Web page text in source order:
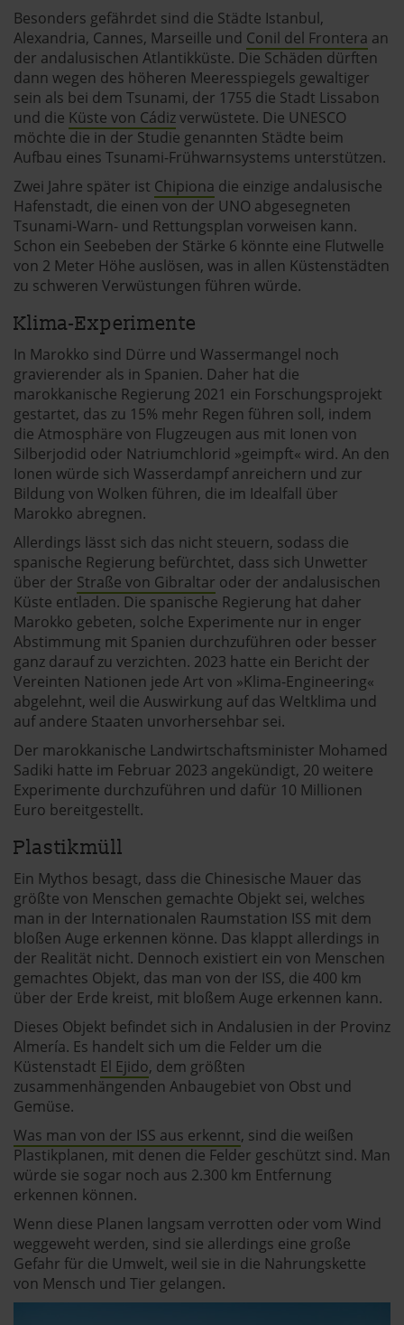
Besonders gefährdet sind die Städte Istanbul,
Alexandria, Cannes, Marseille und Conil del Frontera an
der andalusischen Atlantikküste. Die Schäden dürften
dann wegen des höheren Meeresspiegels gewaltiger
sein als bei dem Tsunami, der 1755 die Stadt Lissabon
und die Küste von Cádizverwüstete. Die UNESCO
möchte die in der Studie genannten Städte beim
Aufbau eines Tsunami-Frühwarnsystems unterstützen.
Zwei Jahre später ist Chipiona die einzige andalusische
Hafenstadt, die einen von der UNO abgesegneten
Tsunami-Warn- und Rettungsplan vorweisen kann.
Schon ein Seebeben der Stärke 6 könnte eine Flutwelle
von 2 Meter Höhe auslösen, was in allen Küstenstädten
zu schweren Verwüstungen führen würde.
Klima-Experimente
In Marokko sind Dürre und Wassermangel noch
gravierender als in Spanien. Daher hat die
marokkanische Regierung 2021 ein Forschungsprojekt
gestartet, das zu 15% mehr Regen führen soll, indem
die Atmosphäre von Flugzeugen aus mit Ionen von
Silberjodid oder Natriumchlorid »geimpft« wird. An den
Ionen würde sich Wasserdampf anreichern und zur
Bildung von Wolken führen, die im Idealfall über
Marokko abregnen.
Allerdings lässt sich das nicht steuern, sodass die
spanische Regierung befürchtet, dass sich Unwetter
über der Straße von Gibraltar oder der andalusischen
Küste entladen. Die spanische Regierung hat daher
Marokko gebeten, solche Experimente nur in enger
Abstimmung mit Spanien durchzuführen oder besser
ganz darauf zu verzichten. 2023 hatte ein Bericht der
Vereinten Nationen jede Art von »Klima-Engineering«
abgelehnt, weil die Auswirkung auf das Weltklima und
auf andere Staaten unvorhersehbar sei.
Der marokkanische Landwirtschaftsminister Mohamed
Sadiki hatte im Februar 2023 angekündigt, 20 weitere
Experimente durchzuführen und dafür 10 Millionen
Euro bereitgestellt.
Plastikmüll
Ein Mythos besagt, dass die Chinesische Mauer das
größte von Menschen gemachte Objekt sei, welches
man in der Internationalen Raumstation ISS mit dem
bloßen Auge erkennen könne. Das klappt allerdings in
der Realität nicht. Dennoch existiert ein von Menschen
gemachtes Objekt, das man von der ISS, die 400 km
über der Erde kreist, mit bloßem Auge erkennen kann.
Dieses Objekt befindet sich in Andalusien in der Provinz
Almería. Es handelt sich um die Felder um die
Küstenstadt El Ejido, dem größten
zusammenhängenden Anbaugebiet von Obst und
Gemüse.
Was man von der ISS aus erkennt, sind die weißen
Plastikplanen, mit denen die Felder geschützt sind. Man
würde sie sogar noch aus 2.300 km Entfernung
erkennen können.
Wenn diese Planen langsam verrotten oder vom Wind
weggeweht werden, sind sie allerdings eine große
Gefahr für die Umwelt, weil sie in die Nahrungskette
von Mensch und Tier gelangen.